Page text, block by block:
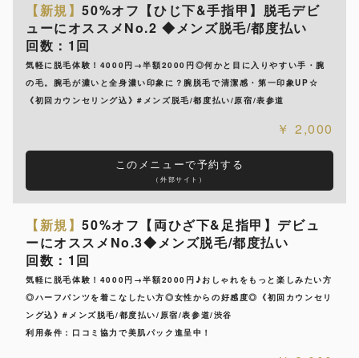
【新規】50%オフ【ひじ下&手指甲】脱毛デビ
ューにオススメNo.2 ◆メンズ脱毛/都度払い
回数：1回
気軽に脱毛体験！4000円→半額2000円◎何かと目に入りやすい手・腕
の毛。腕毛が濃いと全身濃い印象に？腕脱毛で清潔感・第一印象UP☆
《初回カウンセリング込》#メンズ脱毛/都度払い/原宿/表参道
2,000
このメニューで予約する
（外部サイト）
【新規】50%オフ【両ひざ下&足指甲】デビュ
ーにオススメNo.3◆メンズ脱毛/都度払い
回数：1回
気軽に脱毛体験！4000円→半額2000円♪おしゃれをもっと楽しみたい方
◎ハーフパンツを着こなしたい方◎女性からの好感度◎《初回カウンセリ
ング込》#メンズ脱毛/都度払い/原宿/表参道/渋谷
利用条件：口コミ協力で美肌パック進呈中！